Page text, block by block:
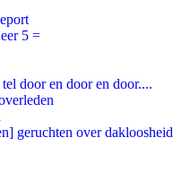
5 =
door en door en door....
geruchten over dakloosheid